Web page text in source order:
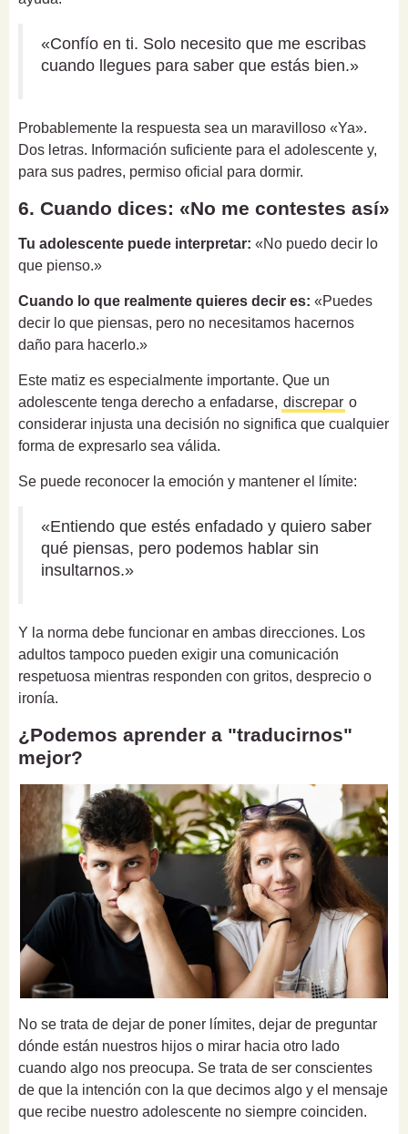
«Confío en ti. Solo necesito que me escribas
cuando llegues para saber que estás bien.»
Probablemente la respuesta sea un maravilloso «Ya».
Dos letras. Información suficiente para el adolescente y,
para sus padres, permiso oficial para dormir.
6. Cuando dices: «No me contestes así»
Tu adolescente puede interpretar: «No puedo decir lo
que pienso.»
Cuando lo que realmente quieres decir es: «Puedes
decir lo que piensas, pero no necesitamos hacernos
daño para hacerlo.»
Este matiz es especialmente importante. Que un
adolescente tenga derecho a enfadarse, discrepar o
considerar injusta una decisión no significa que cualquier
forma de expresarlo sea válida.
Se puede reconocer la emoción y mantener el límite:
«Entiendo que estés enfadado y quiero saber
qué piensas, pero podemos hablar sin
insultarnos.»
Y la norma debe funcionar en ambas direcciones. Los
adultos tampoco pueden exigir una comunicación
respetuosa mientras responden con gritos, desprecio o
ironía.
¿Podemos aprender a "traducirnos"
mejor?
No se trata de dejar de poner límites, dejar de preguntar
dónde están nuestros hijos o mirar hacia otro lado
cuando algo nos preocupa. Se trata de ser conscientes
de que la intención con la que decimos algo y el mensaje
que recibe nuestro adolescente no siempre coinciden.